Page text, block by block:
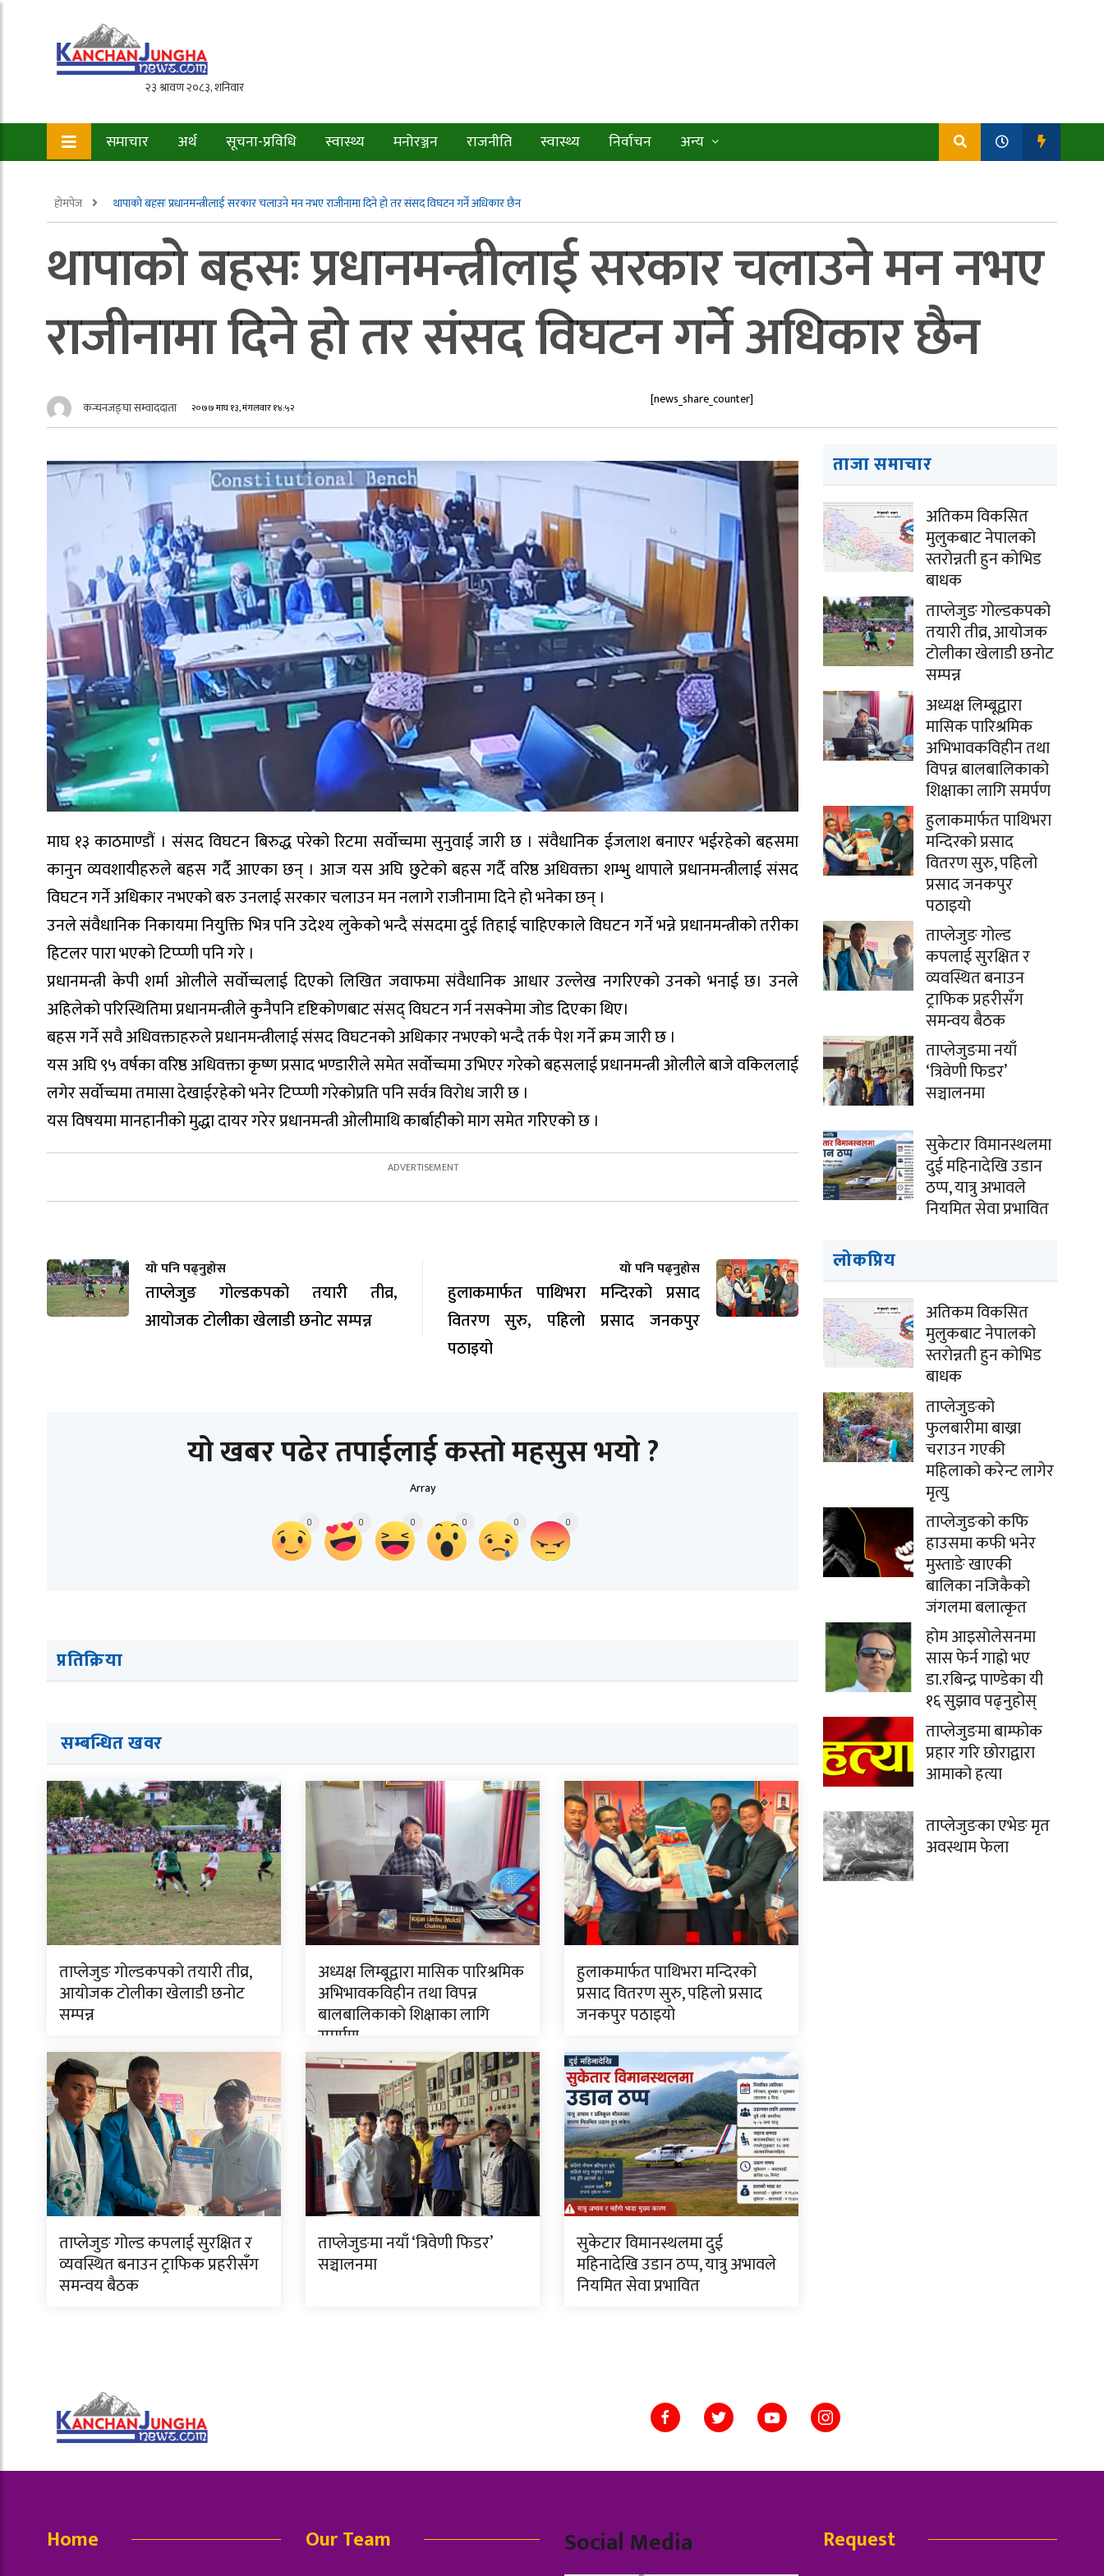
समाचार अर्थ सूचना-प्रविधि स्वास्थ्य मनोरञ्जन राजनीति स्वास्थ्य निर्वाचन अन्य
होमपेज थापाको बहसः प्रधानमन्त्रीलाई सरकार चलाउने मन नभए राजीनामा दिने हो तर संसद विघटन गर्ने अधिकार छैन
थापाको बहसः प्रधानमन्त्रीलाई सरकार चलाउने मन नभए
राजीनामा दिने हो तर संसद विघटन गर्ने अधिकार छैन
कन्चनजङ्घा सम्वाददाता २०७७ माघ १३, मंगलवार १४:५२ [news_share_counter]
माघ १३ काठमाण्डौं । संसद विघटन बिरुद्ध परेको रिटमा सर्वोच्चमा सुनुवाई जारी छ । संवैधानिक ईजलाश बनाएर भईरहेको बहसमा
कानुन व्यवशायीहरुले बहस गर्दै आएका छन् । आज यस अघि छुटेको बहस गर्दै वरिष्ठ अधिवक्ता शम्भु थापाले प्रधानमन्त्रीलाई संसद
विघटन गर्ने अधिकार नभएको बरु उनलाई सरकार चलाउन मन नलागे राजीनामा दिने हो भनेका छन् ।
उनले संवैधानिक निकायमा नियुक्ति भित्र पनि उदेश्य लुकेको भन्दै संसदमा दुई तिहाई चाहिएकाले विघटन गर्ने भन्ने प्रधानमन्त्रीको तरीका
हिटलर पारा भएको टिप्प्णी पनि गरे ।
प्रधानमन्त्री केपी शर्मा ओलीले सर्वोच्चलाई दिएको लिखित जवाफमा संवैधानिक आधार उल्लेख नगरिएको उनको भनाई छ। उनले
अहिलेको परिस्थितिमा प्रधानमन्त्रीले कुनैपनि दृष्टिकोणबाट संसद् विघटन गर्न नसक्नेमा जोड दिएका थिए।
बहस गर्ने सवै अधिवक्ताहरुले प्रधानमन्त्रीलाई संसद विघटनको अधिकार नभएको भन्दै तर्क पेश गर्ने क्रम जारी छ ।
यस अघि ९५ वर्षका वरिष्ठ अधिवक्ता कृष्ण प्रसाद भण्डारीले समेत सर्वोच्चमा उभिएर गरेको बहसलाई प्रधानमन्त्री ओलीले बाजे वकिललाई
लगेर सर्वोच्चमा तमासा देखाईरहेको भनेर टिप्प्णी गरेकोप्रति पनि सर्वत्र विरोध जारी छ ।
यस विषयमा मानहानीको मुद्धा दायर गरेर प्रधानमन्त्री ओलीमाथि कार्बाहीको माग समेत गरिएको छ ।
यो पनि पढ्नुहोस
ताप्लेजुङ गोल्डकपको तयारी तीव्र,
आयोजक टोलीका खेलाडी छनोट सम्पन्न
यो पनि पढ्नुहोस
हुलाकमार्फत पाथिभरा मन्दिरको प्रसाद
वितरण सुरु, पहिलो प्रसाद जनकपुर
पठाइयो
यो खबर पढेर तपाईलाई कस्तो महसुस भयो ?
Array
0 0 0 0 0 0
प्रतिक्रिया
सम्बन्धित खवर
ताप्लेजुङ गोल्डकपको तयारी तीव्र,
आयोजक टोलीका खेलाडी छनोट
सम्पन्न
अध्यक्ष लिम्बूद्वारा मासिक पारिश्रमिक
अभिभावकविहीन तथा विपन्न
बालबालिकाको शिक्षाका लागि
समर्पण
हुलाकमार्फत पाथिभरा मन्दिरको
प्रसाद वितरण सुरु, पहिलो प्रसाद
जनकपुर पठाइयो
ताप्लेजुङ गोल्ड कपलाई सुरक्षित र
व्यवस्थित बनाउन ट्राफिक प्रहरीसँग
समन्वय बैठक
ताप्लेजुङमा नयाँ ‘त्रिवेणी फिडर’
सञ्चालनमा
सुकेटार विमानस्थलमा दुई
महिनादेखि उडान ठप्प, यात्रु अभावले
नियमित सेवा प्रभावित
ताजा समाचार
अतिकम विकसित
मुलुकबाट नेपालको
स्तरोन्नती हुन कोभिड
बाधक
ताप्लेजुङ गोल्डकपको
तयारी तीव्र, आयोजक
टोलीका खेलाडी छनोट
सम्पन्न
अध्यक्ष लिम्बूद्वारा
मासिक पारिश्रमिक
अभिभावकविहीन तथा
विपन्न बालबालिकाको
शिक्षाका लागि समर्पण
हुलाकमार्फत पाथिभरा
मन्दिरको प्रसाद
वितरण सुरु, पहिलो
प्रसाद जनकपुर
पठाइयो
ताप्लेजुङ गोल्ड
कपलाई सुरक्षित र
व्यवस्थित बनाउन
ट्राफिक प्रहरीसँग
समन्वय बैठक
ताप्लेजुङमा नयाँ
‘त्रिवेणी फिडर’
सञ्चालनमा
सुकेटार विमानस्थलमा
दुई महिनादेखि उडान
ठप्प, यात्रु अभावले
नियमित सेवा प्रभावित
लोकप्रिय
अतिकम विकसित
मुलुकबाट नेपालको
स्तरोन्नती हुन कोभिड
बाधक
ताप्लेजुङको
फुलबारीमा बाख्रा
चराउन गएकी
महिलाको करेन्ट लागेर
मृत्यु
ताप्लेजुङको कफि
हाउसमा कफी भनेर
मुस्ताङे खाएकी
बालिका नजिकैको
जंगलमा बलात्कृत
होम आइसोलेसनमा
सास फेर्न गाह्रो भए
डा.रबिन्द्र पाण्डेका यी
१६ सुझाव पढ्नुहोस्
ताप्लेजुङमा बाम्फोक
प्रहार गरि छोराद्वारा
आमाको हत्या
ताप्लेजुङका एभेङ मृत
अवस्थाम फेला
Home Our Team Social Media Request